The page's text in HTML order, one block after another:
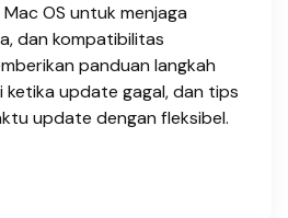
OS untuk menjaga
dan kompatibilitas
panduan langkah
ketika update gagal, dan tips
update dengan fleksibel.